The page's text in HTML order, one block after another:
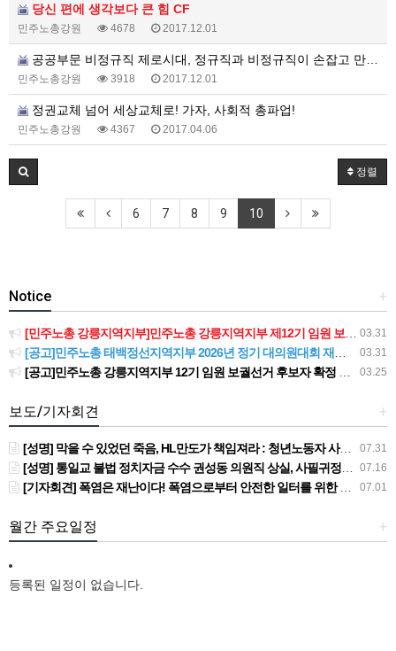
당신 편에 생각보다 큰 힘 CF
민주노총강원 4678 2017.12.01
공공부문 비정규직 제로시대, 정규직과 비정규직이 손잡고 만들겠습니다
민주노총강원 3918 2017.12.01
정권교체 넘어 세상교체로! 가자, 사회적 총파업!
민주노총강원 4367 2017.04.06
정렬
6 7 8 9 10
+
Notice
03.31
[민주노총 강릉지역지부]민주노총 강릉지역지부 제12기 임원 보궐선거결과 공고
03.31
[공고]민주노총 태백정선지역지부 2026년 정기 대의원대회 재소집 건
03.25
[공고]민주노총 강릉지역지부 12기 임원 보궐선거 후보자 확정 공고
+
보도/기자회견
07.31
[성명] 막을 수 있었던 죽음, HL만도가 책임져라 : 청년노동자 사망사고의 철저한 진상규명과 재발방지 대책 마련하라
07.16
[성명] 통일교 불법 정치자금 수수 권성동 의원직 상실, 사필귀정이다
07.01
[기자회견] 폭염은 재난이다! 폭염으로부터 안전한 일터를 위한 민주노총 강원지역본부 폭염감시단 선포 기자회견
+
월간 주요일정
등록된 일정이 없습니다.